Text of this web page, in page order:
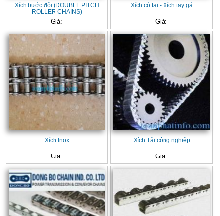
Xích bước đôi (DOUBLE PITCH
ROLLER CHAINS)
Giá:
Xích có tai - Xích tay gá
Giá:
Xích Inox
Giá:
Xích Tải công nghiệp
Giá: